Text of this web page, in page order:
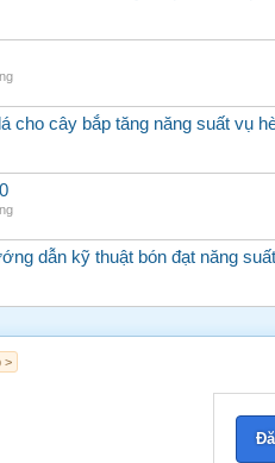
cho cây bắp tăng năng suất vụ
dẫn kỹ thuật bón đạt năng suất
>